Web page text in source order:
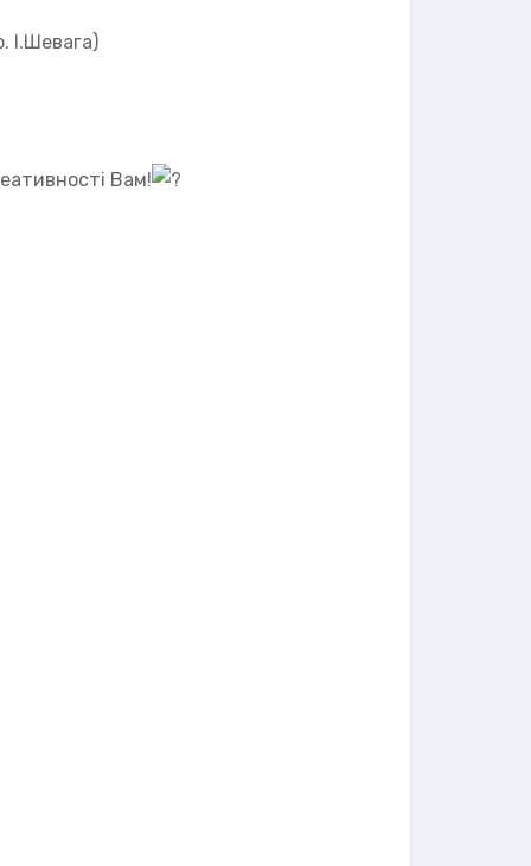
І.Шевага)
Вам!